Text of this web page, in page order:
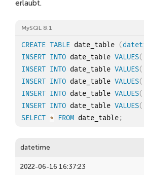
erlaubt.
MySQL 8.1
CREATE TABLE date_table (
INSERT INTO date_table VALUES(
INSERT INTO date_table VALUES(
INSERT INTO date_table VALUES(
INSERT INTO date_table VALUES(
INSERT INTO date_table VALUES(
SELECT * FROM date_table;
datetime
2022-06-16 16:37:23